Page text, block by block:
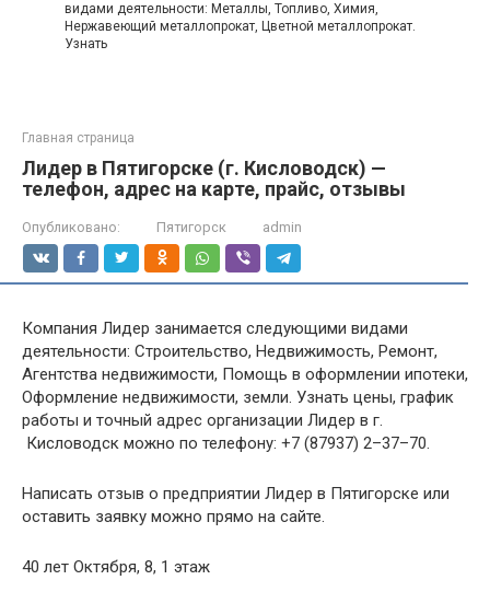
видами деятельности: Металлы, Топливо, Химия,
Нержавеющий металлопрокат, Цветной металлопрокат.
Узнать
Главная страница
Лидер в Пятигорске (г. Кисловодск) —
телефон, адрес на карте, прайс, отзывы
Опубликовано: Пятигорск admin
Компания Лидер занимается следующими видами
деятельности: Строительство, Недвижимость, Ремонт,
Агентства недвижимости, Помощь в оформлении ипотеки,
Оформление недвижимости, земли. Узнать цены, график
работы и точный адрес организации Лидер в г.
Кисловодск можно по телефону: +7 (87937) 2–37–70.
Написать отзыв о предприятии Лидер в Пятигорске или
оставить заявку можно прямо на сайте.
40 лет Октября, 8, 1 этаж